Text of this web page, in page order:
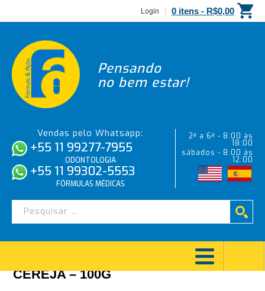
Login 0 itens - R$0,00
Pensando
no bem estar!
Vendas pelo Whatsapp:
+55 11 99277-7955
ODONTOLOGIA
+55 11 99302-5553
FÓRMULAS MÉDICAS
2ª a 6ª - 8:00 às
18:00
sábados - 8:00 às
12:00
FLÚOR ESPUMA NEUTRO SABOR
CEREJA – 100G